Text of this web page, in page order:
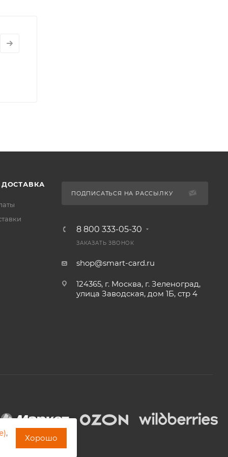
ПОДПИСАТЬСЯ НА РАССЫЛКУ
8 800 333-05-30
ЗАКАЗАТЬ ЗВОНОК
shop@smart-card.ru
124365, г. Москва, г. Зеленоград,
улица Заводская, дом 1Б, стр 4
,
Хорошо